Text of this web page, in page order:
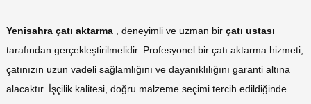
Yenisahra çatı aktarma , deneyimli ve uzman bir çatı ustası
tarafından gerçekleştirilmelidir. Profesyonel bir çatı aktarma hizmeti,
çatınızın uzun vadeli sağlamlığını ve dayanıklılığını garanti altına
alacaktır. İşçilik kalitesi, doğru malzeme seçimi tercih edildiğinde